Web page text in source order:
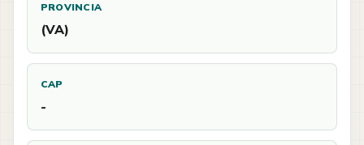
PROVINCIA
(VA)
CAP
-